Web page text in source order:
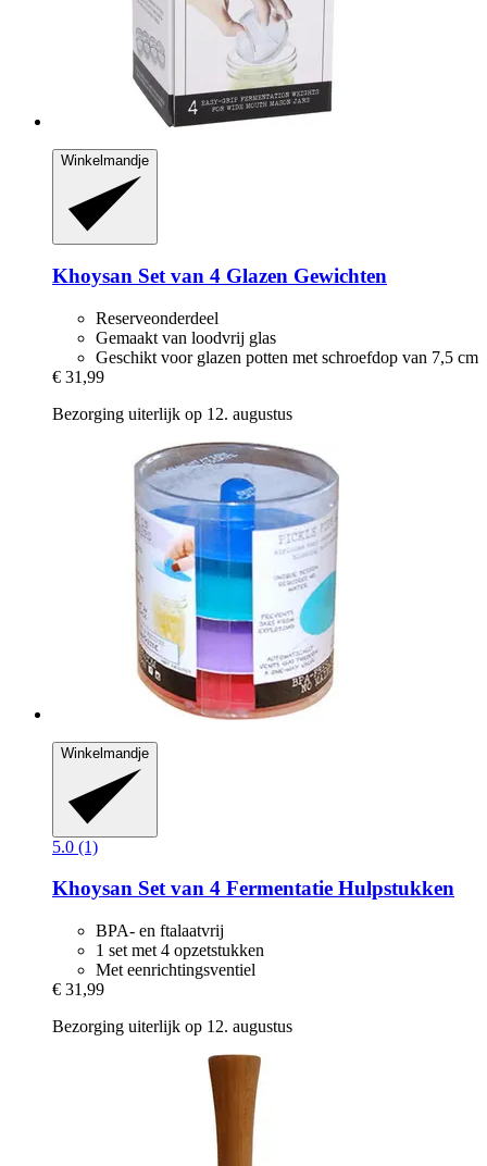
Winkelmandje
Khoysan Set van 4 Glazen Gewichten
Reserveonderdeel
Gemaakt van loodvrij glas
Geschikt voor glazen potten met schroefdop van 7,5 cm
€ 31,99
Bezorging uiterlijk op 12. augustus
Winkelmandje
5.0 (1)
Khoysan Set van 4 Fermentatie Hulpstukken
BPA- en ftalaatvrij
1 set met 4 opzetstukken
Met eenrichtingsventiel
€ 31,99
Bezorging uiterlijk op 12. augustus